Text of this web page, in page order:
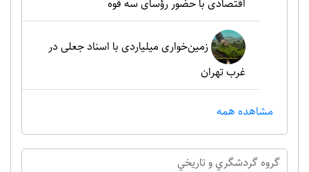
اقتصادی با حضور رؤسای سه قوه
زمین‌خواری میلیاردی با اسناد جعلی در
غرب تهران
مشاهده همه
گروه گردشگري و تاريخي